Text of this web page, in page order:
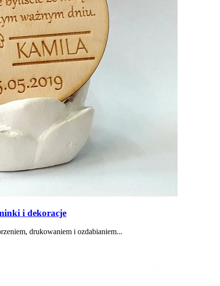
i dekoracje
drukowaniem i ozdabianiem...